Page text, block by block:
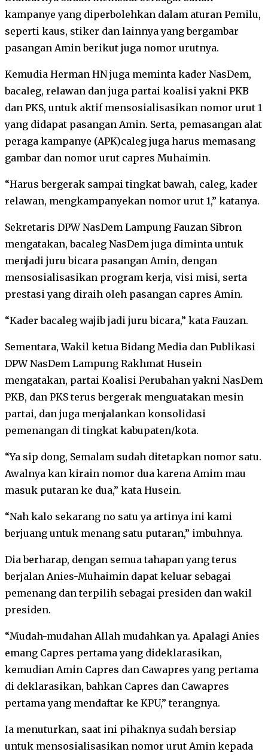
kampanye yang diperbolehkan dalam aturan Pemilu,
seperti kaus, stiker dan lainnya yang bergambar
pasangan Amin berikut juga nomor urutnya.
Kemudia Herman HN juga meminta kader NasDem,
bacaleg, relawan dan juga partai koalisi yakni PKB
dan PKS, untuk aktif mensosialisasikan nomor urut 1
yang didapat pasangan Amin. Serta, pemasangan alat
peraga kampanye (APK)caleg juga harus memasang
gambar dan nomor urut capres Muhaimin.
“Harus bergerak sampai tingkat bawah, caleg, kader
relawan, mengkampanyekan nomor urut 1,” katanya.
Sekretaris DPW NasDem Lampung Fauzan Sibron
mengatakan, bacaleg NasDem juga diminta untuk
menjadi juru bicara pasangan Amin, dengan
mensosialisasikan program kerja, visi misi, serta
prestasi yang diraih oleh pasangan capres Amin.
“Kader bacaleg wajib jadi juru bicara,” kata Fauzan.
Sementara, Wakil ketua Bidang Media dan Publikasi
DPW NasDem Lampung Rakhmat Husein
mengatakan, partai Koalisi Perubahan yakni NasDem
PKB, dan PKS terus bergerak menguatakan mesin
partai, dan juga menjalankan konsolidasi
pemenangan di tingkat kabupaten/kota.
“Ya sip dong, Semalam sudah ditetapkan nomor satu.
Awalnya kan kirain nomor dua karena Amim mau
masuk putaran ke dua,” kata Husein.
“Nah kalo sekarang no satu ya artinya ini kami
berjuang untuk menang satu putaran,” imbuhnya.
Dia berharap, dengan semua tahapan yang terus
berjalan Anies-Muhaimin dapat keluar sebagai
pemenang dan terpilih sebagai presiden dan wakil
presiden.
“Mudah-mudahan Allah mudahkan ya. Apalagi Anies
emang Capres pertama yang dideklarasikan,
kemudian Amin Capres dan Cawapres yang pertama
di deklarasikan, bahkan Capres dan Cawapres
pertama yang mendaftar ke KPU,” terangnya.
Ia menuturkan, saat ini pihaknya sudah bersiap
untuk mensosialisasikan nomor urut Amin kepada